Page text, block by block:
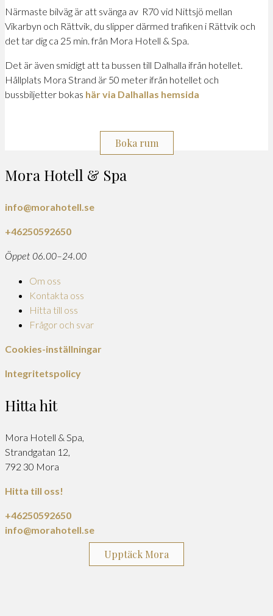
Närmaste bilväg är att svänga av R70 vid Nittsjö mellan
Vikarbyn och Rättvik, du slipper därmed trafiken i Rättvik och
det tar dig ca 25 min. från Mora Hotell & Spa.
Det är även smidigt att ta bussen till Dalhalla ifrån hotellet.
Hållplats Mora Strand är 50 meter ifrån hotellet och
bussbiljetter bokas här via Dalhallas hemsida
Boka rum
Mora Hotell & Spa
info@morahotell.se
+46250592650
Öppet 06.00–24.00
Om oss
Kontakta oss
Hitta till oss
Frågor och svar
Cookies-inställningar
Integritetspolicy
Hitta hit
Mora Hotell & Spa,
Strandgatan 12,
792 30 Mora
Hitta till oss!
+46250592650
info@morahotell.se
Upptäck Mora